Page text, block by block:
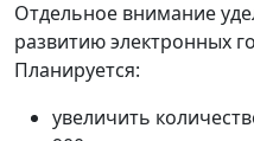
Отдельное внимание
развитию электронных
Планируется:
увеличить